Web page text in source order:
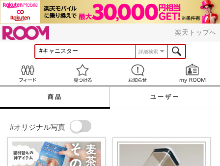
楽天トップへ
詳細検索
見つける お知らせ
商品 ユーザー
#オリジナル写真